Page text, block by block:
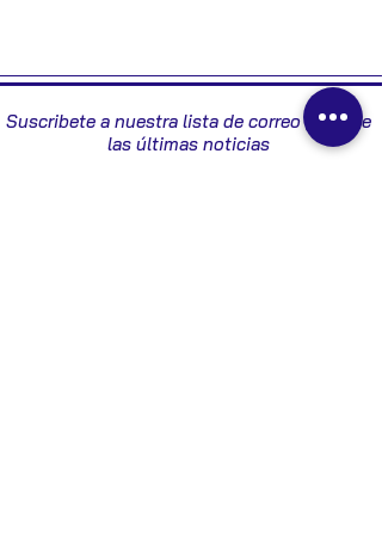
Suscribete a nuestra lista de correo y recibe
las últimas noticias